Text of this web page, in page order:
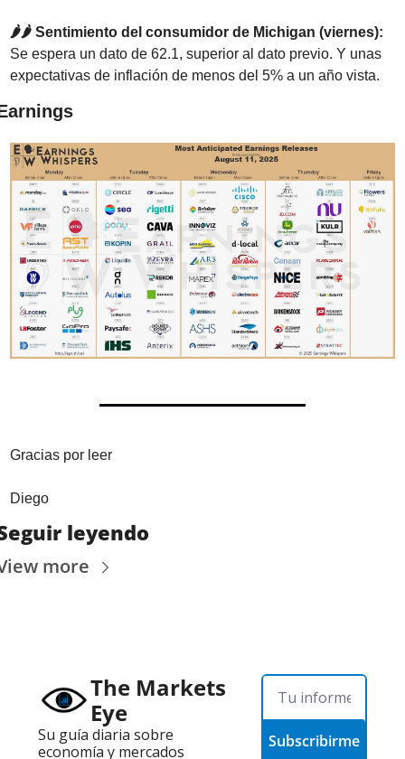
Se espera un dato de 62.1, superior al dato previo. Y unas
expectativas de inflación de menos del 5% a un año vista.
Gracias por leer
Diego
leyendo
more
The Markets
Eye
Su guía diaria sobre
economía y mercados
Subscribirme